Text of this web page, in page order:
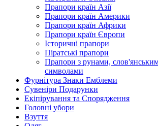
Прапори країн Азії
Прапори країн Америки
Прапори країн Африки
Прапори країн Європи
Історичні прапори
Піратські прапори
Прапори з рунами,
символами
Фурнітура Знаки Емблеми
Сувеніри Подарунки
Екіпірування та Спорядження
Головні убори
Взуття